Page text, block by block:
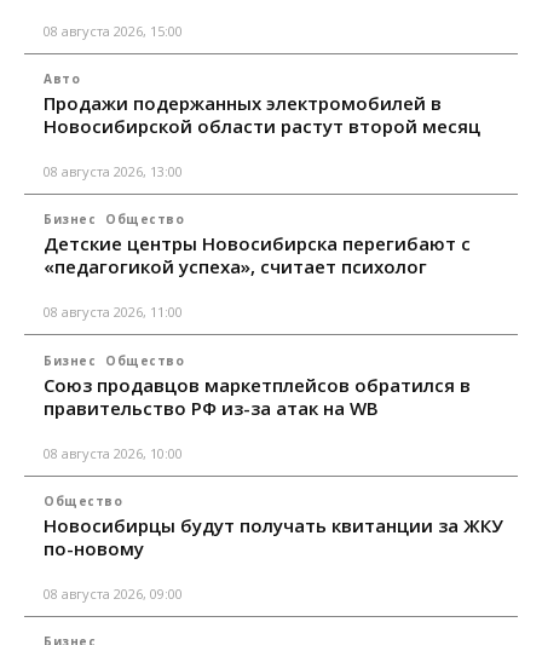
08 августа 2026, 15:00
Авто
Продажи подержанных электромобилей в
Новосибирской области растут второй месяц
08 августа 2026, 13:00
Бизнес Общество
Детские центры Новосибирска перегибают с
«педагогикой успеха», считает психолог
08 августа 2026, 11:00
Бизнес Общество
Союз продавцов маркетплейсов обратился в
правительство РФ из-за атак на WB
08 августа 2026, 10:00
Общество
Новосибирцы будут получать квитанции за ЖКУ
по-новому
08 августа 2026, 09:00
Бизнес